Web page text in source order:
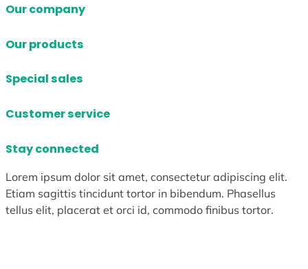
Our company
Our products
Special sales
Customer service
Stay connected
Lorem ipsum dolor sit amet, consectetur adipiscing elit.
Etiam sagittis tincidunt tortor in bibendum. Phasellus
tellus elit, placerat et orci id, commodo finibus tortor.